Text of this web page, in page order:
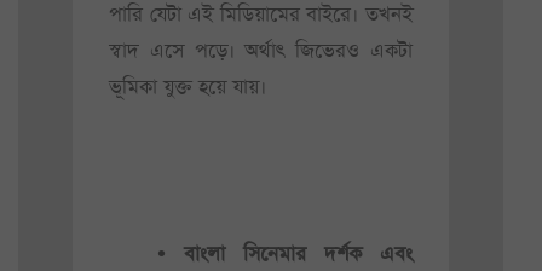
পারি যেটা এই মিডিয়ামের বাইরে। তখনই
স্বাদ এসে পড়ে। অর্থাৎ জিভেরও একটা
ভূমিকা যুক্ত হয়ে যায়।
• বাংলা সিনেমার দর্শক এবং